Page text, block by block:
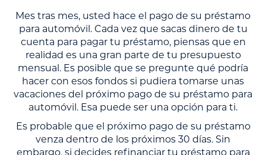
Mes tras mes, usted hace el pago de su préstamo
para automóvil. Cada vez que sacas dinero de tu
cuenta para pagar tu préstamo, piensas que en
realidad es una gran parte de tu presupuesto
mensual. Es posible que se pregunte qué podría
hacer con esos fondos si pudiera tomarse unas
vacaciones del próximo pago de su préstamo para
automóvil. Esa puede ser una opción para ti.
Es probable que el próximo pago de su préstamo
venza dentro de los próximos 30 días. Sin
embargo, si decides refinanciar tu préstamo para